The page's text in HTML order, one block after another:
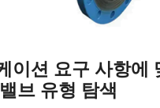
이션 요구 사항에
브 유형 탐색